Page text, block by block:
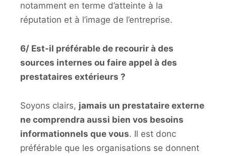
notamment en terme d’atteinte à la
réputation et à l’image de l’entreprise.
6/ Est-il préférable de recourir à des
sources internes ou faire appel à des
prestataires extérieurs ?
Soyons clairs, jamais un prestataire externe
ne comprendra aussi bien vos besoins
informationnels que vous. Il est donc
préférable que les organisations se donnent